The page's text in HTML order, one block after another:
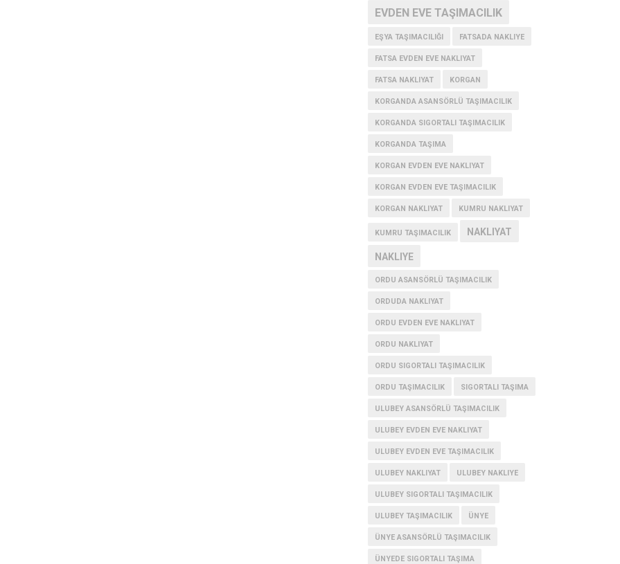
EVDEN EVE TAŞIMACILIK
EŞYA TAŞIMACILIĞI FATSADA NAKLIYE
FATSA EVDEN EVE NAKLIYAT
FATSA NAKLIYAT KORGAN
KORGANDA ASANSÖRLÜ TAŞIMACILIK
KORGANDA SIGORTALI TAŞIMACILIK
KORGANDA TAŞIMA
KORGAN EVDEN EVE NAKLIYAT
KORGAN EVDEN EVE TAŞIMACILIK
KORGAN NAKLIYAT KUMRU NAKLIYAT
KUMRU TAŞIMACILIK NAKLIYAT
NAKLIYE
ORDU ASANSÖRLÜ TAŞIMACILIK
ORDUDA NAKLIYAT
ORDU EVDEN EVE NAKLIYAT
ORDU NAKLIYAT
ORDU SIGORTALI TAŞIMACILIK
ORDU TAŞIMACILIK SIGORTALI TAŞIMA
ULUBEY ASANSÖRLÜ TAŞIMACILIK
ULUBEY EVDEN EVE NAKLIYAT
ULUBEY EVDEN EVE TAŞIMACILIK
ULUBEY NAKLIYAT ULUBEY NAKLIYE
ULUBEY SIGORTALI TAŞIMACILIK
ULUBEY TAŞIMACILIK ÜNYE
ÜNYE ASANSÖRLÜ TAŞIMACILIK
ÜNYEDE SIGORTALI TAŞIMA